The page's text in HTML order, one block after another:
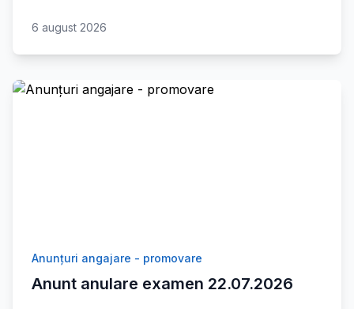
6 august 2026
Anunțuri angajare - promovare
Anunt anulare examen 22.07.2026